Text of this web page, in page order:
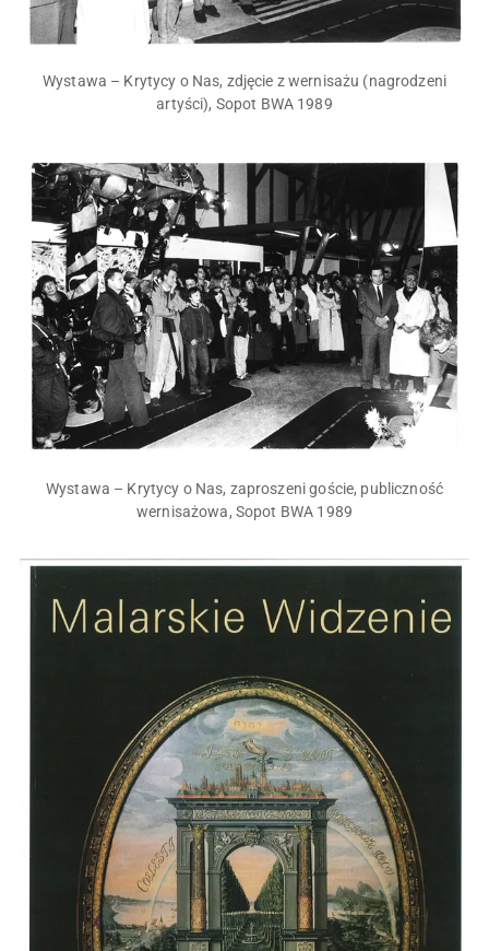
Wystawa – Krytycy o Nas, zdjęcie z wernisażu (nagrodzeni
artyści), Sopot BWA 1989
Wystawa – Krytycy o Nas, zaproszeni goście, publiczność
wernisażowa, Sopot BWA 1989